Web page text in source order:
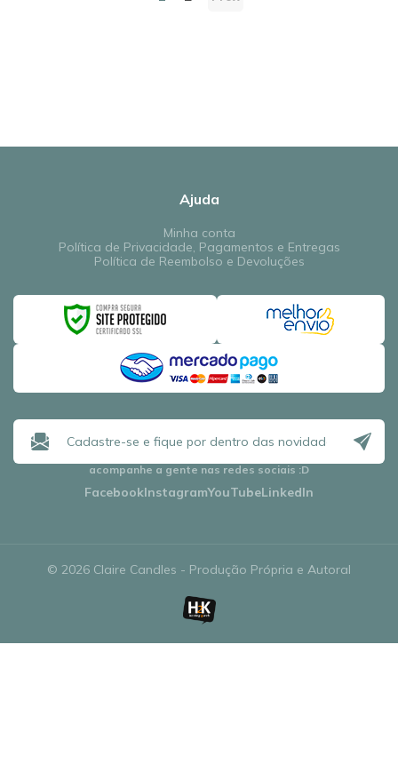
Ajuda
Minha conta
Política de Privacidade, Pagamentos e Entregas
Política de Reembolso e Devoluções
acompanhe a gente nas redes sociais :D
FacebookInstagramYouTubeLinkedIn
© 2026 Claire Candles - Produção Própria e Autoral